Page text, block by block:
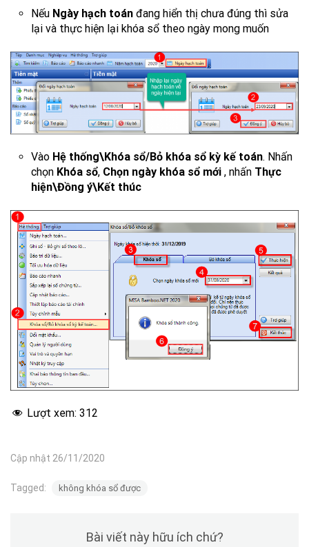
Nếu Ngày hạch toán đang hiển thị chưa đúng thì sửa
lại và thực hiện lại khóa sổ theo ngày mong muốn
Vào Hệ thống\Khóa sổ/Bỏ khóa sổ kỳ kế toán. Nhấn
chọn Khóa sổ, Chọn ngày khóa sổ mới , nhấn Thực
hiện\Đồng ý\Kết thúc
Lượt xem: 312
Cập nhật 26/11/2020
Tagged: không khóa sổ được
Bài viết này hữu ích chứ?